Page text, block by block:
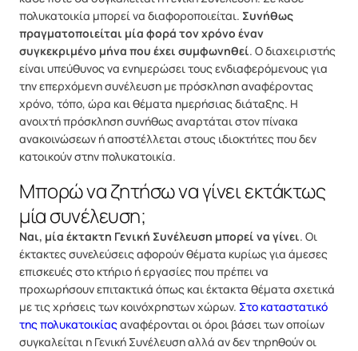
πολυκατοικία μπορεί να διαφοροποιείται. Συνήθως
πραγματοποιείται μία φορά τον χρόνο έναν
συγκεκριμένο μήνα που έχει συμφωνηθεί. Ο διαχειριστής
είναι υπεύθυνος να ενημερώσει τους ενδιαφερόμενους για
την επερχόμενη συνέλευση με πρόσκληση αναφέροντας
χρόνο, τόπο, ώρα και θέματα ημερήσιας διάταξης. Η
ανοιχτή πρόσκληση συνήθως αναρτάται στον πίνακα
ανακοινώσεων ή αποστέλλεται στους ιδιοκτήτες που δεν
κατοικούν στην πολυκατοικία.
Μπορώ να ζητήσω να γίνει εκτάκτως
μία συνέλευση;
Ναι, μία έκτακτη Γενική Συνέλευση μπορεί να γίνει. Οι
έκτακτες συνελεύσεις αφορούν θέματα κυρίως για άμεσες
επισκευές στο κτήριο ή εργασίες που πρέπει να
προχωρήσουν επιτακτικά όπως και έκτακτα θέματα σχετικά
με τις χρήσεις των κοινόχρηστων χώρων. Στο καταστατικό
της πολυκατοικίαςαναφέρονται οι όροι βάσει των οποίων
συγκαλείται η Γενική Συνέλευση αλλά αν δεν τηρηθούν οι